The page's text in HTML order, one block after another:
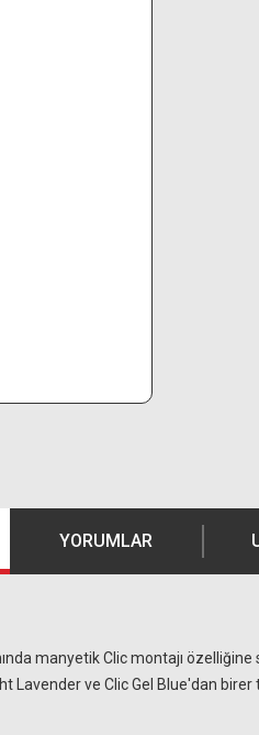
YORUMLAR
manyetik Clic montajı
Lavender ve Clic Gel Blue'dan